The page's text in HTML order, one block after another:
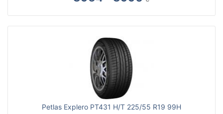
Petlas Explero PT431 H/T 225/55 R19 99H